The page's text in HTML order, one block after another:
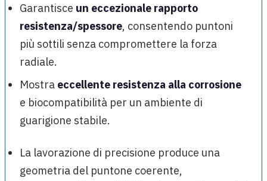
Garantisce un eccezionale rapporto
resistenza/spessore, consentendo puntoni
più sottili senza compromettere la forza
radiale.
Mostra eccellente resistenza alla corrosione
e biocompatibilità per un ambiente di
guarigione stabile.
La lavorazione di precisione produce una
geometria del puntone coerente,